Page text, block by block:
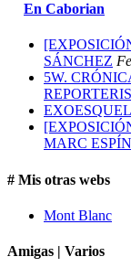
En Caborian
SÁNCHEZ
5W.
MARC ESPÍN
# Mis otras webs
Mont Blanc
Amigas | Varios